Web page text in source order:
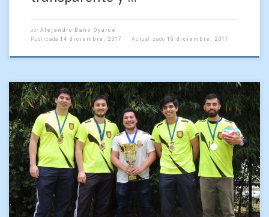
por Alejandro Baño Oyarce
Publicada 14 diciembre, 2017 Actualizado 15 diciembre, 2017
Geofísica participó este año por primera vez en el
campeonato interfacultades de vóleibol de la Universidad
de Concepción, presencia que fue suficiente –modestia
aparte- para […]